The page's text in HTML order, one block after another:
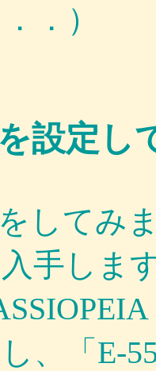
．）
設定し
してみ
手しま
、「E-